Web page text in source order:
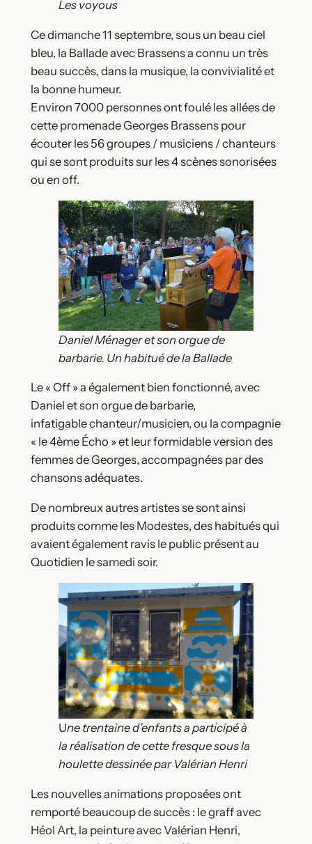
Les voyous
Ce dimanche 11 septembre, sous un beau ciel
bleu, la Ballade avec Brassens a connu un très
beau succès, dans la musique, la convivialité et
la bonne humeur.
Environ 7000 personnes ont foulé les allées de
cette promenade Georges Brassens pour
écouter les 56 groupes / musiciens / chanteurs
qui se sont produits sur les 4 scènes sonorisées
ou en off.
Daniel Ménager et son orgue de
barbarie. Un habitué de la Ballade
Le « Off » a également bien fonctionné, avec
Daniel et son orgue de barbarie,
infatigable chanteur/musicien, ou la compagnie
« le 4ème Écho » et leur formidable version des
femmes de Georges, accompagnées par des
chansons adéquates.
De nombreux autres artistes se sont ainsi
produits comme les Modestes, des habitués qui
avaient également ravis le public présent au
Quotidien le samedi soir.
Une trentaine d’enfants a participé à
la réalisation de cette fresque sous la
houlette dessinée par Valérian Henri
Les nouvelles animations proposées ont
remporté beaucoup de succès : le graff avec
Héol Art, la peinture avec Valérian Henri,